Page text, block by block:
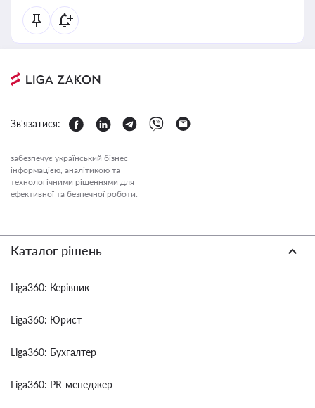
Зв'язатися:
забезпечує український бізнес
інформацією, аналітикою та
технологічними рішеннями для
ефективної та безпечної роботи.
Каталог рішень
Liga360: Керівник
Liga360: Юрист
Liga360: Бухгалтер
Liga360: PR-менеджер